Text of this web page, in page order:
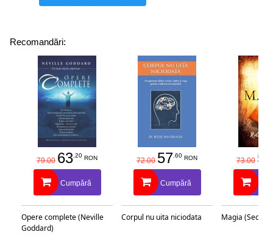
Recomandări:
79.00 63.20 RON
Cumpără
Opere complete (Neville
Goddard)
72.00 57.60 RON
Cumpără
Corpul nu uita niciodata
73.00 58
Magia